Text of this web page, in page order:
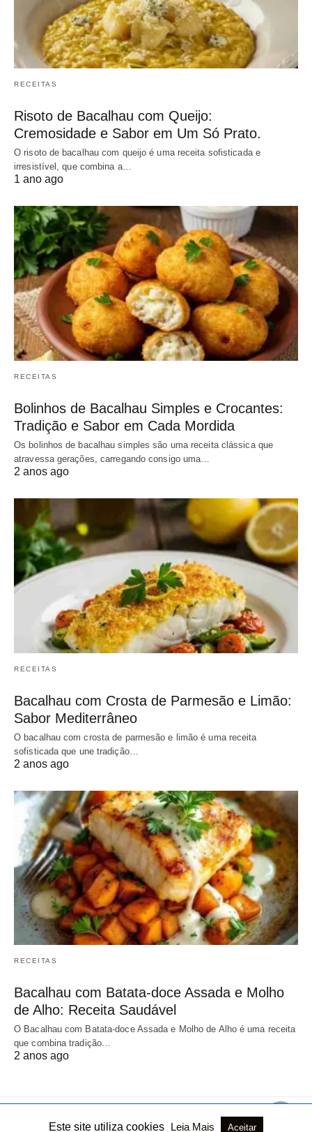
RECEITAS
Risoto de Bacalhau com Queijo:
Cremosidade e Sabor em Um Só Prato.
O risoto de bacalhau com queijo é uma receita sofisticada e
irresistível, que combina a…
1 ano ago
RECEITAS
Bolinhos de Bacalhau Simples e Crocantes:
Tradição e Sabor em Cada Mordida
Os bolinhos de bacalhau simples são uma receita clássica que
atravessa gerações, carregando consigo uma…
2 anos ago
RECEITAS
Bacalhau com Crosta de Parmesão e Limão:
Sabor Mediterrâneo
O bacalhau com crosta de parmesão e limão é uma receita
sofisticada que une tradição…
2 anos ago
RECEITAS
Bacalhau com Batata-doce Assada e Molho
de Alho: Receita Saudável
O Bacalhau com Batata-doce Assada e Molho de Alho é uma receita
que combina tradição…
2 anos ago
Todos os direitos reservados Ver versão não AMP
Este site utiliza cookies Leia Mais Aceitar